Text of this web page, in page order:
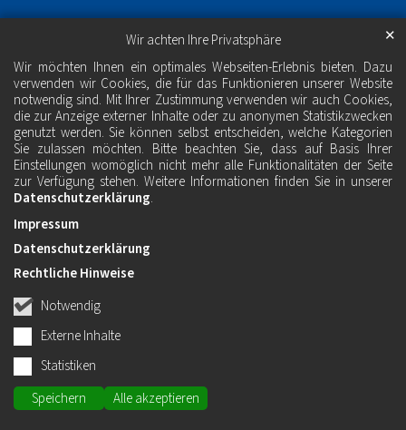
Wir achten Ihre Privatsphäre
Wir möchten Ihnen ein optimales Webseiten-Erlebnis bieten. Dazu
verwenden wir Cookies, die für das Funktionieren unserer Website
notwendig sind. Mit Ihrer Zustimmung verwenden wir auch Cookies,
die zur Anzeige externer Inhalte oder zu anonymen Statistikzwecken
genutzt werden. Sie können selbst entscheiden, welche Kategorien
Sie zulassen möchten. Bitte beachten Sie, dass auf Basis Ihrer
Einstellungen womöglich nicht mehr alle Funktionalitäten der Seite
zur Verfügung stehen. Weitere Informationen finden Sie in unserer
Datenschutzerklärung.
Notwendig
Externe Inhalte
Statistiken
Speichern
Alle akzeptieren
✕
Impressum
Datenschutzerklärung
Rechtliche Hinweise